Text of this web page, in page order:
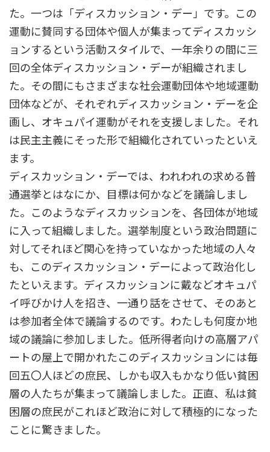
た。一つは「ディスカッション・デー」です。この
運動に賛同する団体や個人が集まってディスカッシ
ョンするという活動スタイルで、一年余りの間に三
回の全体ディスカッション・デーが組織されまし
た。その間にもさまざまな社会運動団体や地域運動
団体などが、それぞれディスカッション・デーを企
画し、オキュパイ運動がそれを支援しました。それ
は民主主義にそった形で組織化されていったといえ
ます。
ディスカッション・デーでは、われわれの求める普
通選挙とはなにか、目標は何かなどを議論しまし
た。このようなディスカッションを、各団体が地域
に入って組織しました。選挙制度という政治問題に
対してそれほど関心を持っていなかった地域の人々
も、このディスカッション・デーによって政治化し
たといえます。ディスカッションに戴などオキュパ
イ呼びかけ人を招き、一通り話をさせて、そのあと
は参加者全体で議論するのです。わたしも何度か地
域の議論に参加しました。低所得者向けの高層アパ
ートの屋上で開かれたこのディスカッションには毎
回五〇人ほどの庶民、しかも収入もかなり低い貧困
層の人たちが集まって議論しました。正直、私は貧
困層の庶民がこれほど政治に対して積極的になった
ことに驚きました。